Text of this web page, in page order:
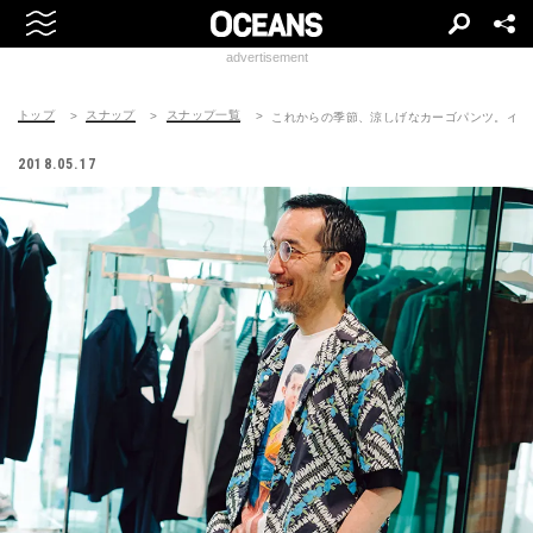
advertisement
トップ スナップ スナップ一覧 これからの季節、涼しげなカーゴパンツ。イ
2018.05.17